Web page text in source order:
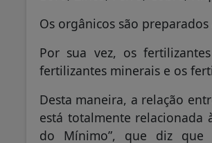
Os orgânicos são
Por sua vez, os
fertilizantes minerais e os
Desta maneira, a relação
está totalmente relacionada
do Mínimo”, que diz que